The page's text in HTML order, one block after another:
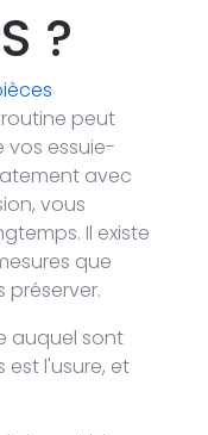
?
peut
vos essuie-
avec
vous
Il existe
que
préserver.
auquel sont
l'usure, et